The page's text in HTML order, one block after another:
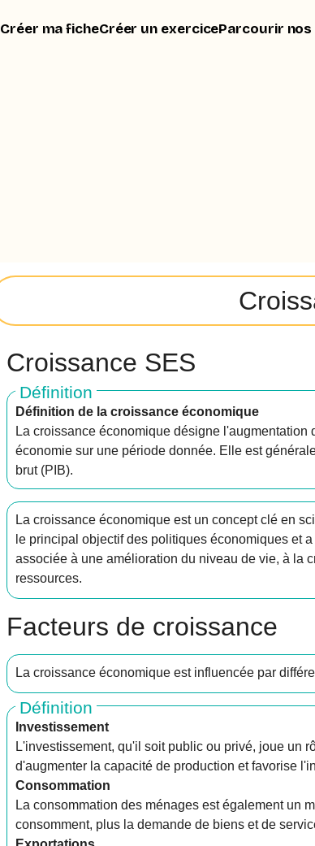
Créer ma ficheCréer un exerciceParcourir nos
Croissance SES
Définition
Définition de la croissance économique
La croissance économique désigne
économie sur une période donnée. Elle est
brut (PIB).
La croissance économique est un concept clé en
le principal objectif des politiques économiques et
associée à une amélioration du niveau de vie, à la
ressources.
Facteurs de croissance
La croissance économique est influencée par
Définition
Investissement
L'investissement, qu'il soit public ou privé, joue un
d'augmenter la capacité de production et favorise
Consommation
La consommation des ménages est également un
consomment, plus la demande de biens et de